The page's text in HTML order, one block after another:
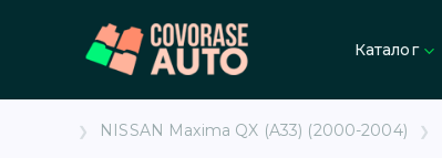
Каталог
NISSAN Maxima QX (A33) (2000-2004)